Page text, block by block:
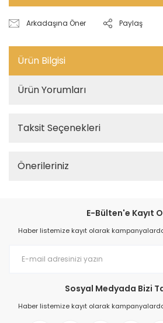
Arkadaşına Öner Paylaş
Ürün Bilgisi
Ürün Yorumları
Taksit Seçenekleri
Önerileriniz
E-Bülten'e Kayıt
Haber listemize kayıt olarak
Sosyal Medyada Bizi
Haber listemize kayıt olarak